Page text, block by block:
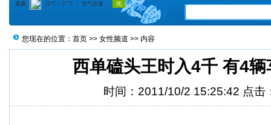
您现在的位置： 首页 >> 女性频道 >> 内容
西单磕头王时入4千 有4辆
时间：2011/10/2 15:25:42 点击